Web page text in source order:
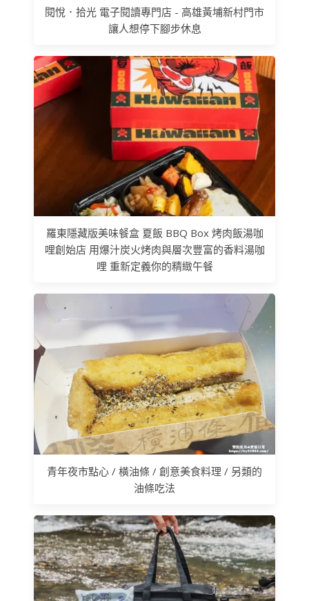
閱悅．拾光 電子閱讀專門店 - 高雄黃埔新村門市
讓人想停下腳步休息
羅東隱藏版美味餐盒 夏飯 BBQ Box 烤肉飯湯咖
哩創始店 用爆汁炭火烤肉與層次豐富的香料湯咖
哩 重新定義你的精緻午餐
青年夜市點心 / 橫油條 / 創意美食料理 / 另類的
油條吃法